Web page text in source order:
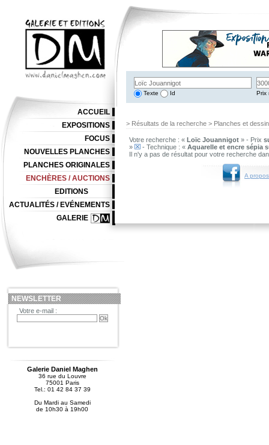
Texte Id Prix
> Résultats de la recherche > Planches et
Votre recherche : « Loïc Jouannigot » - Prix
»
- Technique : « Aquarelle et encre sépia
Il n'y a pas de résultat pour votre recherche
A
ACCUEIL
EXPOSITIONS
FOCUS
NOUVELLES PLANCHES
PLANCHES ORIGINALES
ENCHÈRES / AUCTIONS
EDITIONS
ACTUALITÉS / EVÉNEMENTS
GALERIE
NEWSLETTER
Votre e-mail :
Galerie Daniel Maghen
36 rue du Louvre
75001 Paris
Tel.: 01 42 84 37 39
Du Mardi au Samedi
de 10h30 à 19h00